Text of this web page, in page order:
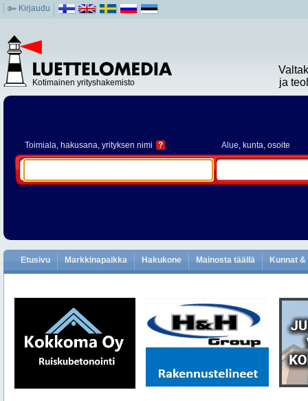
Kirjaudu
Kotimainen yrityshakemisto
ja
Toimiala, hakusana, yrityksen nimi ? Alue, kunta, osoite
Etusivu Markkinapaikka Hakukone Mainosta täällä Kunnat